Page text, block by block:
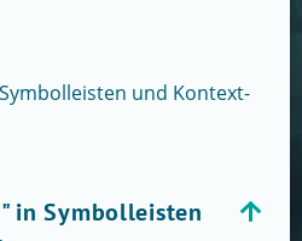
und Kontext-
in Symbolleisten